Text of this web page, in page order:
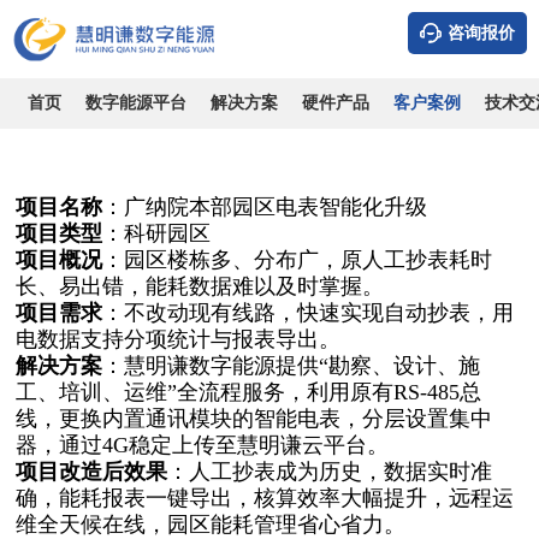
咨询报价
首页 数字能源平台 解决方案 硬件产品 客户案例 技术交
广州·广纳院本部园区智能电表改造
时间：2026-08-07 浏览：4492 作者：admin
项目名称：广纳院本部园区电表智能化升级
项目类型 ：科研园区
项目概况：园区楼栋多、分布广，原人工抄表耗时
长、易出错，能耗数据难以及时掌握。
项目需求：不改动现有线路，快速实现自动抄表，用
电数据支持分项统计与报表导出。
解决方案 ：慧明谦数字能源提供“勘察、设计、施
工、培训、运维”全流程服务，利用原有RS-485总
线，更换内置通讯模块的智能电表，分层设置集中
器，通过4G稳定上传至慧明谦云平台。
项目改造后效果：人工抄表成为历史，数据实时准
确，能耗报表一键导出，核算效率大幅提升，远程运
维全天候在线，园区能耗管理省心省力。